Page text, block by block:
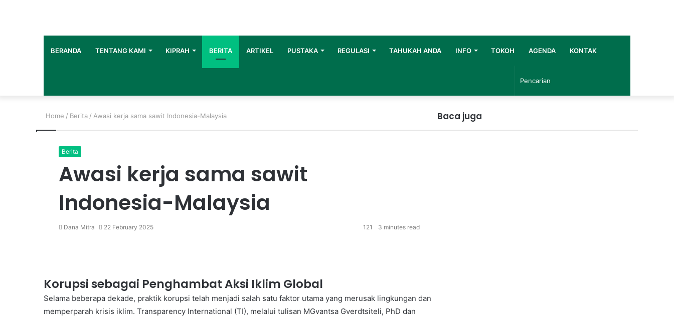
BERANDA TENTANG KAMI KIPRAH BERITA ARTIKEL PUSTAKA REGULASI TAHUKAH ANDA INFO TOKOH AGENDA KONTAK
Home / Berita / Awasi kerja sama sawit Indonesia-Malaysia
Berita
Awasi kerja sama sawit
Indonesia-Malaysia
Dana Mitra 22 February 2025 121 3 minutes read
Korupsi sebagai Penghambat Aksi Iklim Global
Selama beberapa dekade, praktik korupsi telah menjadi salah satu faktor utama yang merusak lingkungan dan
memperparah krisis iklim. Transparency International (TI), melalui tulisan MGvantsa Gverdtsiteli, PhD dan
Baca juga